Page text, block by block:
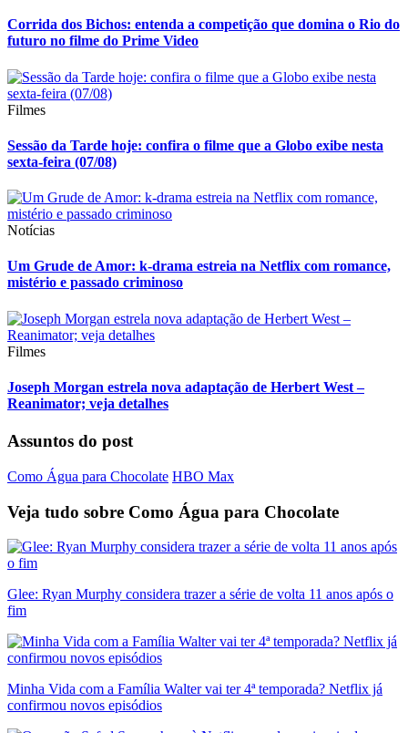
Corrida dos Bichos: entenda a competição que domina o Rio do
futuro no filme do Prime Video
Filmes
Sessão da Tarde hoje: confira o filme que a Globo exibe nesta
sexta-feira (07/08)
Notícias
Um Grude de Amor: k-drama estreia na Netflix com romance,
mistério e passado criminoso
Filmes
Joseph Morgan estrela nova adaptação de Herbert West –
Reanimator; veja detalhes
Assuntos do post
Como Água para Chocolate HBO Max
Veja tudo sobre Como Água para Chocolate
Glee: Ryan Murphy considera trazer a série de volta 11 anos após o
fim
Minha Vida com a Família Walter vai ter 4ª temporada? Netflix já
confirmou novos episódios